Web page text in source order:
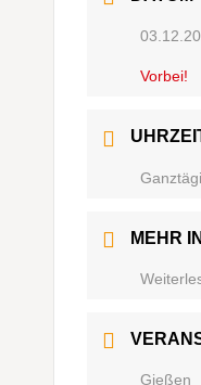
Vorbei!
MEHR
Gießen